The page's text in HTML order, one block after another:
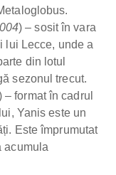
) – sosit în vara
lui Lecce, unde a
din lotul
sezonul trecut.
– format în cadrul
Yanis este un
Este împrumutat
acumula